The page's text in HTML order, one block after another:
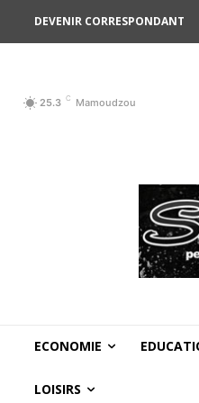
DEVENIR CORRESPONDANT
25.3 C Mamoudzou
ECONOMIE
LOISIRS